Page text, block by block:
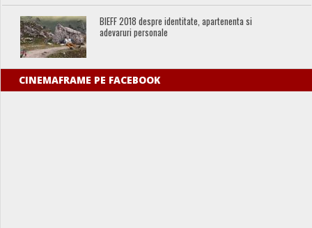
BIEFF 2018 despre identitate, apartenenta si
adevaruri personale
CINEMAFRAME PE FACEBOOK